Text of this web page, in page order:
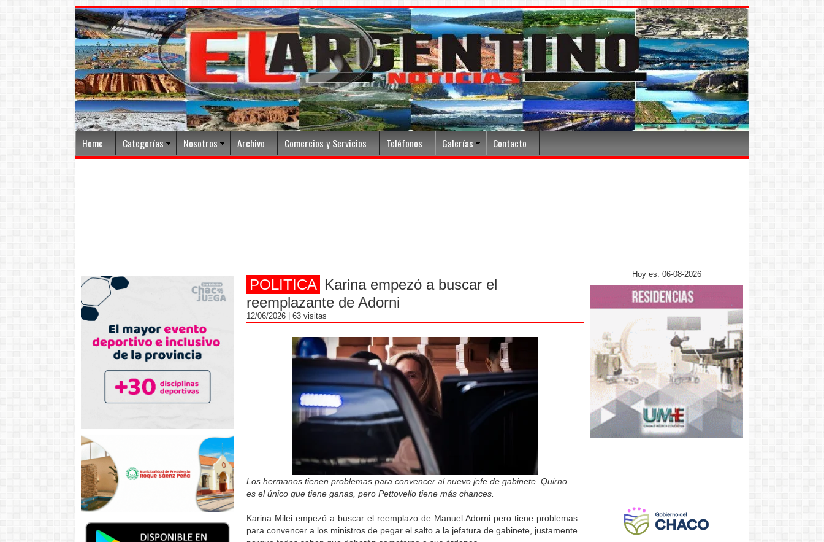
Home Categorías Nosotros Archivo Comercios y Servicios Teléfonos Galerías Contacto
Hoy es: 06-08-2026
POLITICA Karina empezó a buscar el
reemplazante de Adorni
12/06/2026 | 63 visitas
Los hermanos tienen problemas para convencer al nuevo jefe de gabinete. Quirno
es el único que tiene ganas, pero Pettovello tiene más chances.
Karina Milei empezó a buscar el reemplazo de Manuel Adorni pero tiene problemas
para convencer a los ministros de pegar el salto a la jefatura de gabinete, justamente